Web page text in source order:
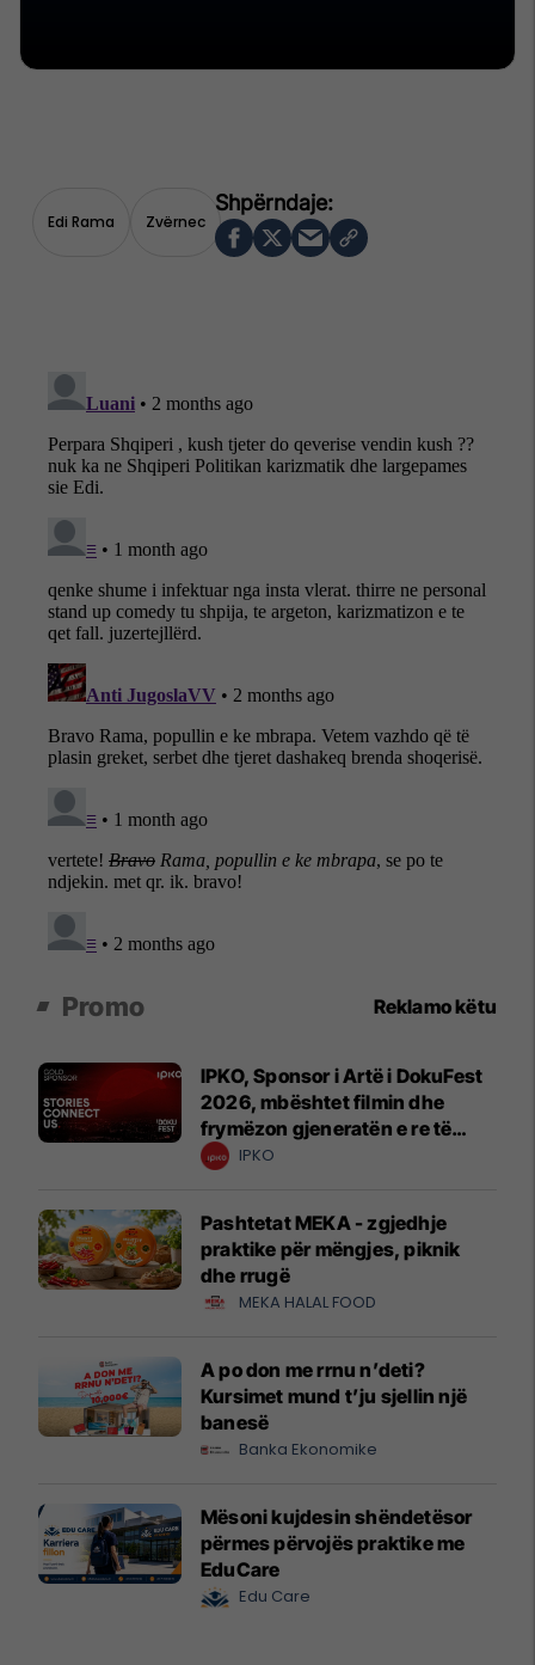
Edi Rama Zvërnec
Promo Reklamo këtu
IPKO, Sponsor i Artë i DokuFest
2026, mbështet filmin dhe
frymëzon gjeneratën e re të
krijuesve
IPKO
Pashtetat MEKA - zgjedhje
praktike për mëngjes, piknik
dhe rrugë
MEKA HALAL FOOD
A po don me rrnu n’deti?
Kursimet mund t’ju sjellin një
banesë
Banka Ekonomike
Mësoni kujdesin shëndetësor
përmes përvojës praktike me
EduCare
Edu Care